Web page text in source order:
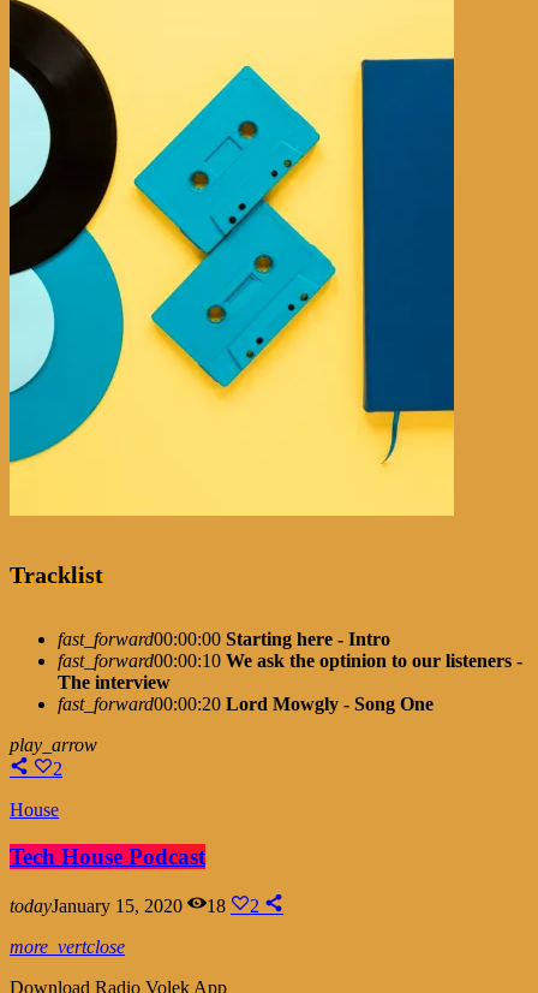
Tracklist
fast_forward00:00:00 Starting here - Intro
fast_forward00:00:10 We ask the optinion to our listeners -
The interview
fast_forward00:00:20 Lord Mowgly - Song One
play_arrow
2
House
Tech House Podcast
todayJanuary 15, 2020 18
2
more_vertclose
Download Radio Volek App